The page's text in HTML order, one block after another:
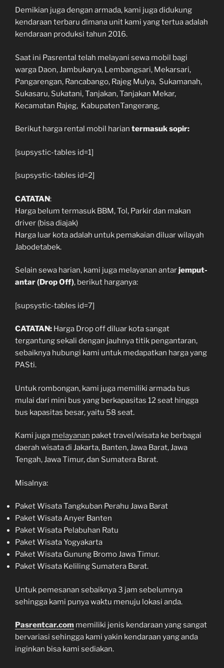
Demikian juga dengan armada, kami juga didukung
kendaraan terbaru dimana unit kami yang tertua adalah
kendaraan produksi tahun 2016.
Saat ini Pasrental telah melayani sewa mobil bagi
warga Daon, Jambukarya, Lembangsari, Mekarsari,
Pangarengan, Rancabango, Rajeg Mulya, Sukamanah,
Sukasaru, Sukatani, Tanjakan, Tanjakan Mekar,
Kecamatan Rajeg, KabupatenTangerang,
Berikut harga rental mobil harian termasuk sopir:
[supsystic-tables id=1]
[supsystic-tables id=2]
CATATAN:
Harga belum termasuk BBM, Tol, Parkir dan makan
driver (bisa diajak)
Harga luar kota adalah untuk pemakaian diluar wilayah
Jabodetabek.
Selain sewa harian, kami juga melayanan antarjemput-
antar (Drop Off), berikut harganya:
[supsystic-tables id=7]
CATATAN: Harga Drop off diluar kota sangat
tergantung sekali dengan jauhnya titik pengantaran,
sebaiknya hubungi kami untuk medapatkan harga yang
PASti.
Untuk rombongan, kami juga memiliki armada bus
mulai dari mini bus yang berkapasitas 12 seat hingga
bus kapasitas besar, yaitu 58 seat.
Kami juga melayanan paket travel/wisata ke berbagai
daerah wisata di Jakarta, Banten, Jawa Barat, Jawa
Tengah, Jawa Timur, dan Sumatera Barat.
Misalnya:
Paket Wisata Tangkuban Perahu Jawa Barat
Paket Wisata Anyer Banten
Paket Wisata Pelabuhan Ratu
Paket Wisata Yogyakarta
Paket Wisata Gunung Bromo Jawa Timur.
Paket Wisata Keliling Sumatera Barat.
Untuk pemesanan sebaiknya 3 jam sebelumnya
sehingga kami punya waktu menuju lokasi anda.
Pasrentcar.com memiliki jenis kendaraan yang sangat
bervariasi sehingga kami yakin kendaraan yang anda
inginkan bisa kami sediakan.